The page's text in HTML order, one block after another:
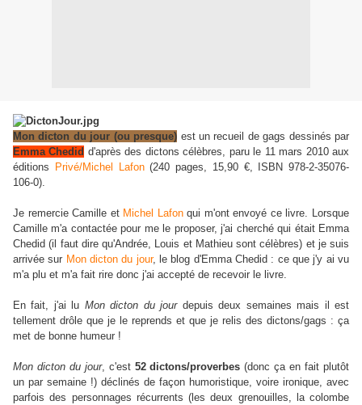
Mon dicton du jour (ou presque) est un recueil de gags dessinés par
Emma Chedid d'après des dictons célèbres, paru le 11 mars 2010 aux
éditions
Privé/Michel Lafon(240 pages, 15,90 €, ISBN 978-2-35076-
106-0).
Je remercie Camille et Michel Lafonqui m'ont envoyé ce livre. Lorsque
Camille m'a contactée pour me le proposer, j'ai cherché qui était Emma
Chedid (il faut dire qu'Andrée, Louis et Mathieu sont célèbres) et je suis
arrivée sur Mon dicton du jour, le blog d'Emma Chedid : ce que j'y ai vu
m'a plu et m'a fait rire donc j'ai accepté de recevoir le livre.
En fait, j'ai lu Mon dicton du jourdepuis deux semaines mais il est
tellement drôle que je le reprends et que je relis des dictons/gags : ça
met de bonne humeur !
Mon dicton du jour, c'est 52 dictons/proverbes (donc ça en fait plutôt
un par semaine !) déclinés de façon humoristique, voire ironique, avec
parfois des personnages récurrents (les deux grenouilles, la colombe